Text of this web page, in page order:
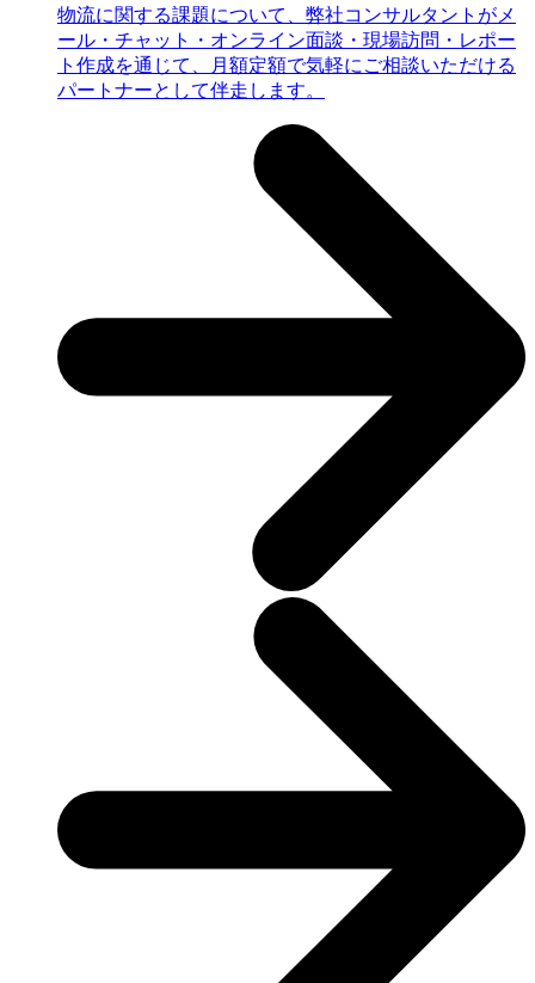
物流に関する課題について、弊社コンサルタントがメ
ール・チャット・オンライン面談・現場訪問・レポー
ト作成を通じて、月額定額で気軽にご相談いただける
パートナーとして伴走します。